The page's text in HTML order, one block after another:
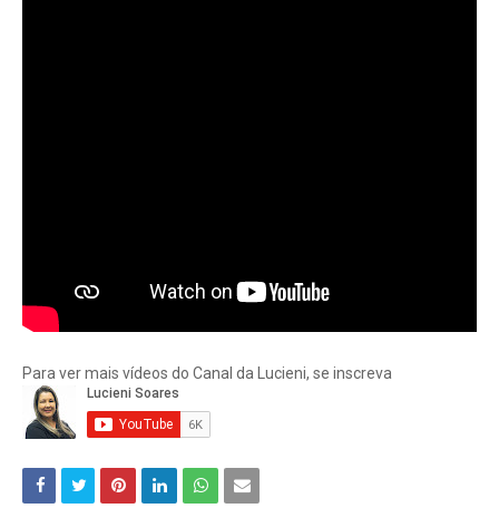
Para ver mais vídeos do Canal da Lucieni, se inscreva